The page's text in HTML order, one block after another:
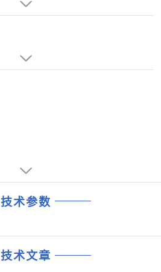
技术参数
技术文章